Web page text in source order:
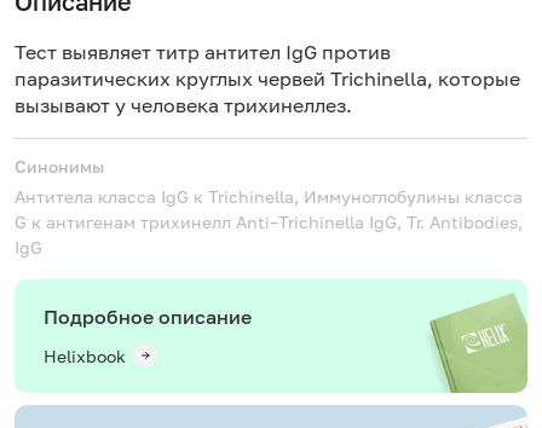
Тест выявляет титр антител IgG против
паразитических круглых червей Trichinella, которые
вызывают у человека трихинеллез.
Синонимы
Антитела класса IgG к Trichinella, Иммуноглобулины класса
G к антигенам трихинелл Anti–Trichinella IgG, Tr. Antibodies,
IgG
Подробное описание
Helixbook